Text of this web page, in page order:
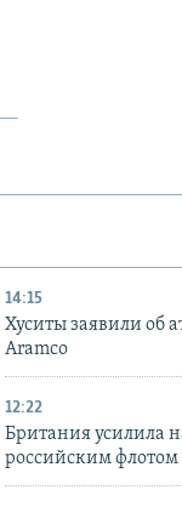
14:15
Хуситы заявили об
Aramco
12:22
Британия усилила
российским флотом